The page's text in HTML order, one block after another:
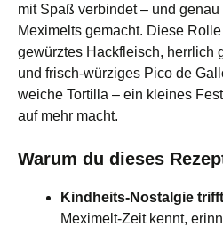
mit Spaß verbindet – und
Meximelts gemacht. Diese
gewürztes Hackfleisch, herrlich
und frisch-würziges Pico de
weiche Tortilla – ein kleines
auf mehr macht.
Warum du dieses
Kindheits-Nostalgie
Meximelt-Zeit kennt,